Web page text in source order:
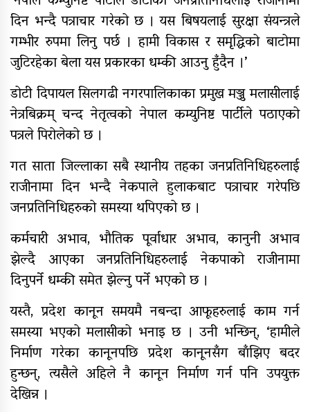
९४ पिन्ट रगत संकलन
कर्णाली प्रदेश सरकारद्वारा सवारी
साधनमा नयाँ कर र दस्तुर निर्धारण
बालबालिकाकालागि कृतिम खेल सामाग्री
हस्तान्तरण
बर्दियाको राजापूरमा सर्वाधिक शतक
रक्तदाता कर्माचार्य सम्मानित
मुगुमा नेपाल स्वयंसेवी रक्तदाता समाज
गठन, अध्यक्षमा बुढा
नेपाल रेडक्रसका केन्द्रीय कोषाध्यक्ष
कर्माचार्यद्वारा बाँके शाखामा भेटघाट
दिन भन्दै पत्राचार गरेको छ । यस बिषयलाई सुरक्षा संयन्त्रले
गम्भीर रुपमा लिनु पर्छ । हामी विकास र समृद्धिको बाटोमा
जुटिरहेका बेला यस प्रकारका धम्की आउनु हुँदैन ।’
डोटी दिपायल सिलगढी नगरपालिकाका प्रमुख मञ्जु मलासीलाई
नेत्रबिक्रम् चन्द नेतृत्वको नेपाल कम्युनिष्ट पार्टीले पठाएको
पत्रले पिरोलेको छ ।
गत साता जिल्लाका सबै स्थानीय तहका जनप्रतिनिधिहरुलाई
राजीनामा दिन भन्दै नेकपाले हुलाकबाट पत्राचार गरेपछि
जनप्रतिनिधिहरुको समस्या थपिएको छ ।
कर्मचारी अभाव, भौतिक पूर्वाधार अभाव, कानुनी अभाव
झेल्दै आएका जनप्रतिनिधिहरुलाई नेकपाको राजीनामा
दिनुपर्ने धम्की समेत झेल्नु पर्ने भएको छ ।
यस्तै, प्रदेश कानून समयमै नबन्दा आफूहरुलाई काम गर्न
समस्या भएको मलासीको भनाइ छ । उनी भन्छिन्, ‘हामीले
निर्माण गरेका कानूनपछि प्रदेश कानूनसँग बाँझिए बदर
हुन्छन्, त्यसैले अहिले नै कानून निर्माण गर्न पनि उपयुक्त
देखिन्न ।